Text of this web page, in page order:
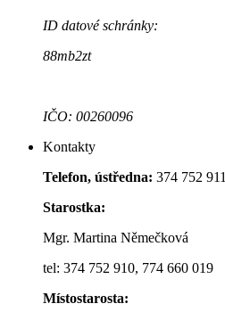
ID datové schránky:
88mb2zt
IČO: 00260096
Kontakty
Telefon, ústředna: 374 752 911
Starostka:
Mgr. Martina Němečková
tel: 374 752 910, 774 660 019
Místostarosta: